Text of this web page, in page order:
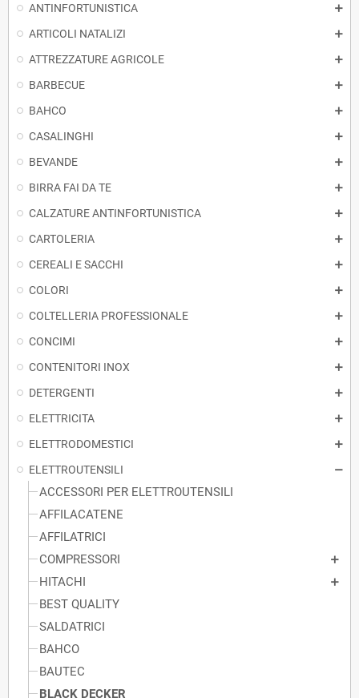
ANTINFORTUNISTICA
ARTICOLI NATALIZI
ATTREZZATURE AGRICOLE
BARBECUE
BAHCO
CASALINGHI
BEVANDE
BIRRA FAI DA TE
CALZATURE ANTINFORTUNISTICA
CARTOLERIA
CEREALI E SACCHI
COLORI
COLTELLERIA PROFESSIONALE
CONCIMI
CONTENITORI INOX
DETERGENTI
ELETTRICITA
ELETTRODOMESTICI
ELETTROUTENSILI
ACCESSORI PER ELETTROUTENSILI
AFFILACATENE
AFFILATRICI
COMPRESSORI
HITACHI
BEST QUALITY
SALDATRICI
BAHCO
BAUTEC
BLACK DECKER